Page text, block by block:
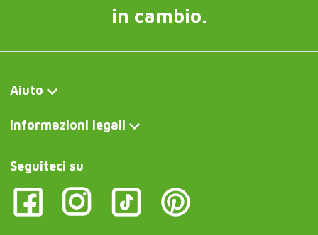
in cambio.
Aiuto
Informazioni legali
Seguiteci su